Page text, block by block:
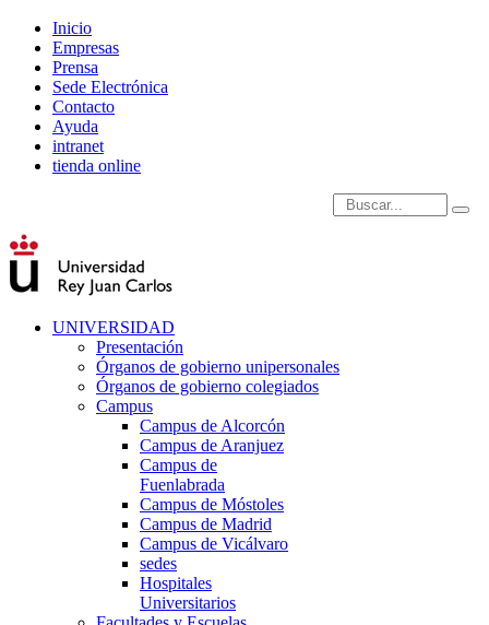
Inicio
Empresas
Prensa
Sede Electrónica
Contacto
Ayuda
intranet
tienda online
Introduce términos de
UNIVERSIDAD
Presentación
Órganos de gobierno unipersonales
Órganos de gobierno colegiados
Campus
Campus de Alcorcón
Campus de Aranjuez
Campus de
Fuenlabrada
Campus de Móstoles
Campus de Madrid
Campus de Vicálvaro
sedes
Hospitales
Universitarios